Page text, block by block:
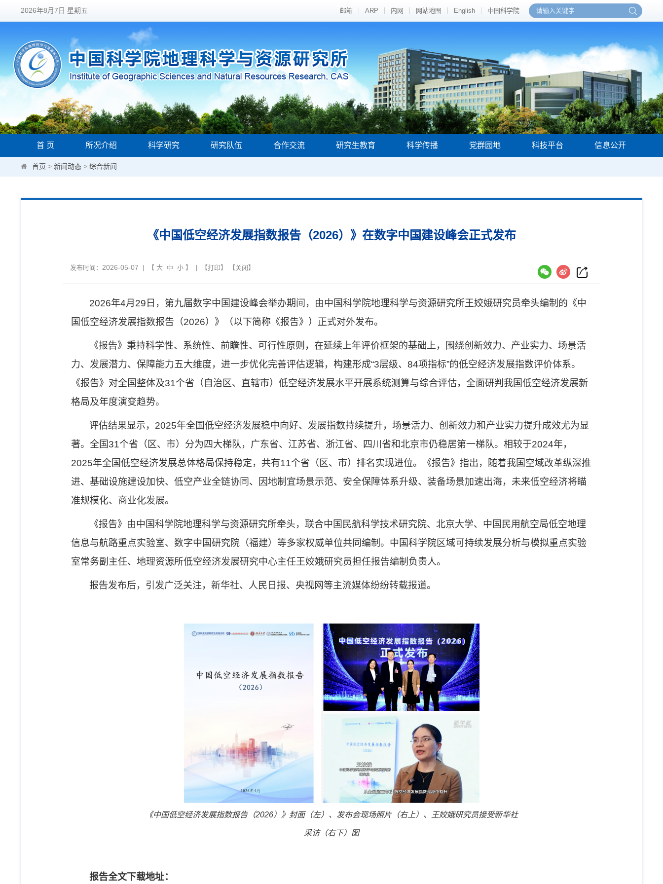
2026年8月7日 星期五 邮箱 ARP 内网 网站地图 English 中国科学院
首 页 所况介绍 科学研究 研究队伍 合作交流 研究生教育 科学传播 党群园地 科技平台 信息公开
首页 > 新闻动态 > 综合新闻
《中国低空经济发展指数报告（2026）》在数字中国建设峰会正式发布
发布时间： 2026-05-07 | 【 大 中 小 】 | 【打印】 【关闭 】
2026年4月 29 日，第九届数字中国建设峰会举办期间，由中国科学院地理科学与资源研究所王姣娥研究员牵头编制的《中
国低空经济发展指数报告 （2026） 》（以下简称 《报告》）正式对外发布。
《报告》 秉持科学性、系统性、前瞻性、可行性原则， 在延续上年评价框架的基础上，围绕创新效力、产业实力、场景活
力、发展潜力、保障能力五大维度，进一步优化完善评估逻辑，构建形成“3层级、 84项指标”的低空经济发展指数评价体系。
《报告》对全国整体及31个省 （自治区、 直辖市） 低空经济发展水平开展系统测算与综合评估，全面研判 我国低空经济发展新
格局及年度演变趋势。
评估结果显示， 2025年全国低空经济发展稳中向好、发展指数持续提升，场景活力、创新效力和产业实力提升成效尤为显
著。全国31个省（区、市）分为四大梯队，广东省、江苏省、浙江省、四川省和北京市仍稳居第一梯队。 相较于2024年，
2025年全国低空经济发展总体格局保持稳定， 共有11个省（区、市）排名实现进位。《报告》指出， 随着我国 空域改革纵深推
进、基础设施建设加快、低空产业全链协同、因地制宜场景示范、安全保障体系升级、装备场景加速出海，未来低空经济将瞄
准规模化、商业化发展。
《报告》 由中国科学院地理科学与资源研究所牵头，联合中国民航科学技术研究院、北京大学、中国民用航空局低空地理
信息与航路重点实验室、数字中国研究院（福建） 等多家权威单位共同编制。中国科学院区域可持续发展分析与模拟重点实验
室常务副主任、 地理资源所低空经济发展研究中心主任王姣娥研究员担任报告编制负责人。
报告发布后，引发广泛关注，新华社、人民日报、央视网等主流媒体纷纷转载报道。
《中国低空经济发展指数报告（2026）》封面（左）、发布会现场照片（右上）、王姣娥研究员接受新华社
采访（右下）图
报告全文下载地址：